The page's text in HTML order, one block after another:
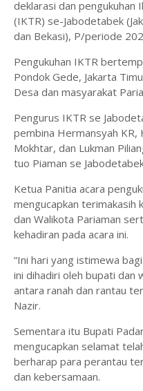
deklarasi dan pengukuhan
(IKTR) se-Jabodetabek
dan Bekasi), P/periode
Pengukuhan IKTR
Pondok Gede, Jakarta
Desa dan masyarakat
Pengurus IKTR se
pembina Hermansyah
Mokhtar, dan Lukman
tuo Piaman se
Ketua Panitia acara
mengucapkan terimakasih
dan Walikota Pariaman
kehadiran pada acara ini.
“Ini hari yang istimewa
ini dihadiri oleh bupati dan
antara ranah dan rantau
Nazir.
Sementara itu Bupati
mengucapkan selamat
berharap para perantau
dan kebersamaan.